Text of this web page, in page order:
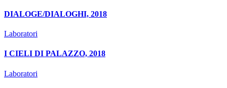
DIALOGE/DIALOGHI, 2018
Laboratori
I CIELI DI PALAZZO, 2018
Laboratori